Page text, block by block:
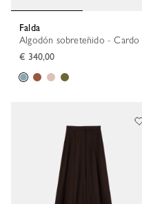
Falda
Algodón sobreteñido - Cardo
€ 340,00